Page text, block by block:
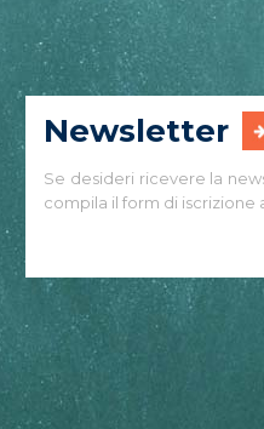
Newsletter
Se desideri ricevere la
compila il form di iscrizione